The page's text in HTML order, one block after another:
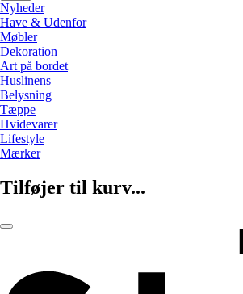
Nyheder
Have & Udenfor
Møbler
Dekoration
Art på bordet
Huslinens
Belysning
Tæppe
Hvidevarer
Lifestyle
Mærker
Tilføjer til kurv...